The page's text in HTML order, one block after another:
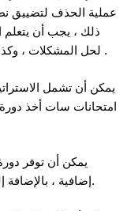
عملية الحذف لتضييق
ذلك ، يجب أن يتعلم
لحل المشكلات ، وكذلك كيفية التحقق من عملهم بحثًا عن الأخطاء .
يمكن أن تشمل
امتحانات سات أخذ دورة
يمكن أن توفر
إضافية ، بالإضافة إلى مساعدتهم على فهم شكل الاختبار وهيكله.